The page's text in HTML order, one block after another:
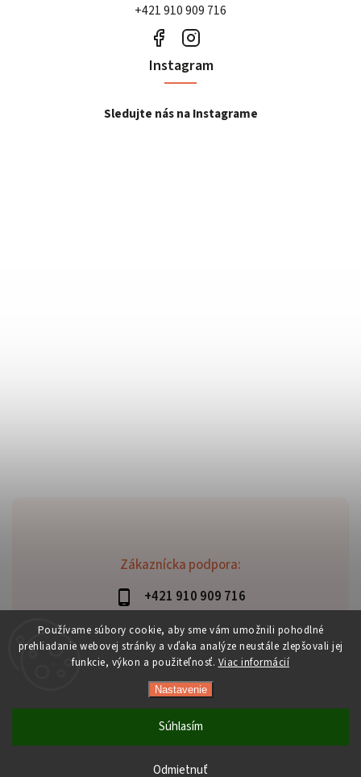
Používame súbory cookie, aby sme vám umožnili pohodlné
prehliadanie webovej stránky a vďaka analýze neustále zlepšovali jej
funkcie, výkon a použiteľnosť. Viac informácií
Nastavenie
Odmietnuť
Súhlasím
Zákaznícka podpora:
+421 910 909 716
lubomir.haraus@alterbike.sk
+421 910 909 716
Instagram
Sledujte nás na Instagrame
Copyright 2026
Shoptet | Design